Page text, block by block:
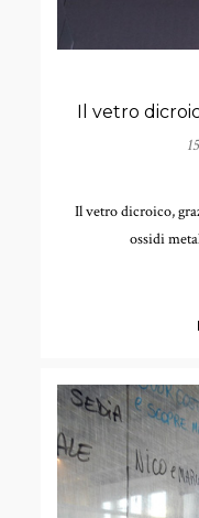
Il vetro dicroico,
ossidi